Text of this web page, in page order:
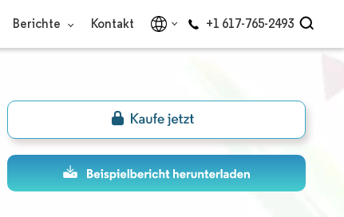
Berichte Kontakt +1 617-765-2493